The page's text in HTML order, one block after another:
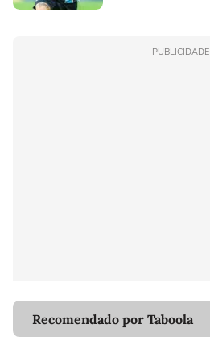
PUBLICIDADE
Recomendado por Taboola